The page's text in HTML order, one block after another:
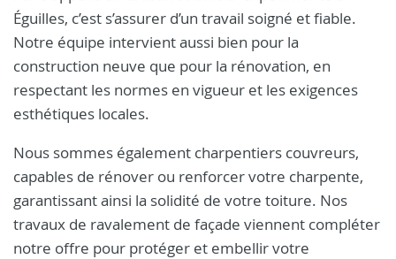
Éguilles, c’est s’assurer d’un travail soigné et fiable.
Notre équipe intervient aussi bien pour la
construction neuve que pour la rénovation, en
respectant les normes en vigueur et les exigences
esthétiques locales.
Nous sommes également charpentiers couvreurs,
capables de rénover ou renforcer votre charpente,
garantissant ainsi la solidité de votre toiture. Nos
travaux de ravalement de façade viennent compléter
notre offre pour protéger et embellir votre